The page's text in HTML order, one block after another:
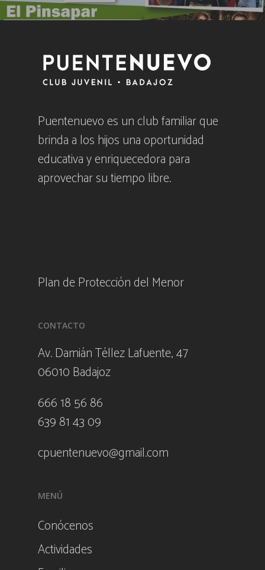
Puentenuevo es un club familiar que
brinda a los hijos una oportunidad
educativa y enriquecedora para
aprovechar su tiempo libre.
Plan de Protección del Menor
CONTACTO
Av. Damián Téllez Lafuente, 47
06010 Badajoz
666 18 56 86
639 81 43 09
cpuentenuevo@gmail.com
MENÚ
Conócenos
Actividades